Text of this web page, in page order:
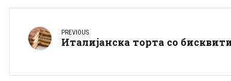
PREVIOUS
Италијанска торта со